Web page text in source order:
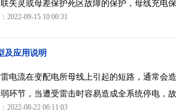
联失灵或母差保护死区故障的保护，母线充电
2022-09-15 10:00:31
及应用说明
雷电流在变配电所母线上引起的短路，通常会
弱环节，当遭受雷击时容易造成全系统停电，
2022-08-22 06:11:03